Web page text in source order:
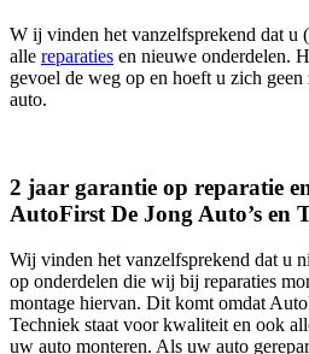
W ij vinden het vanzelfsprekend dat u
alle reparaties en nieuwe onderdelen.
gevoel de weg op en hoeft u zich
auto.
2 jaar garantie op reparatie
AutoFirst De Jong Auto’s en
Wij vinden het vanzelfsprekend dat u
op onderdelen die wij bij reparaties
montage hiervan. Dit komt omdat
Techniek staat voor kwaliteit en ook
uw auto monteren. Als uw auto